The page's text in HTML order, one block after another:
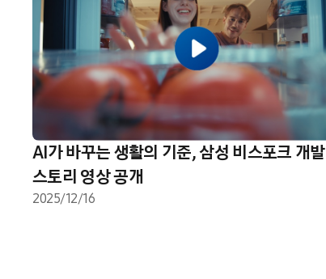
AI가 바꾸는 생활의 기준, 삼성 비스포크 개발
스토리 영상 공개
2025/12/16